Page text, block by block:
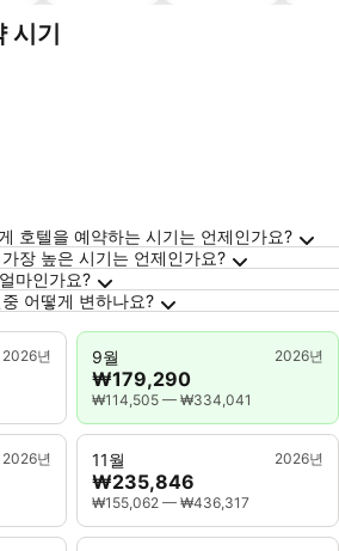
시기
묻는 질문
호텔을 예약하는 시기는 언제인가요?
장 높은 시기는 언제인가요?
마인가요?
어떻게 변하나요?
2026년 9월 2026년
₩179,290
₩114,505 — ₩334,041
2026년 11월 2026년
₩235,846
₩155,062 — ₩436,317